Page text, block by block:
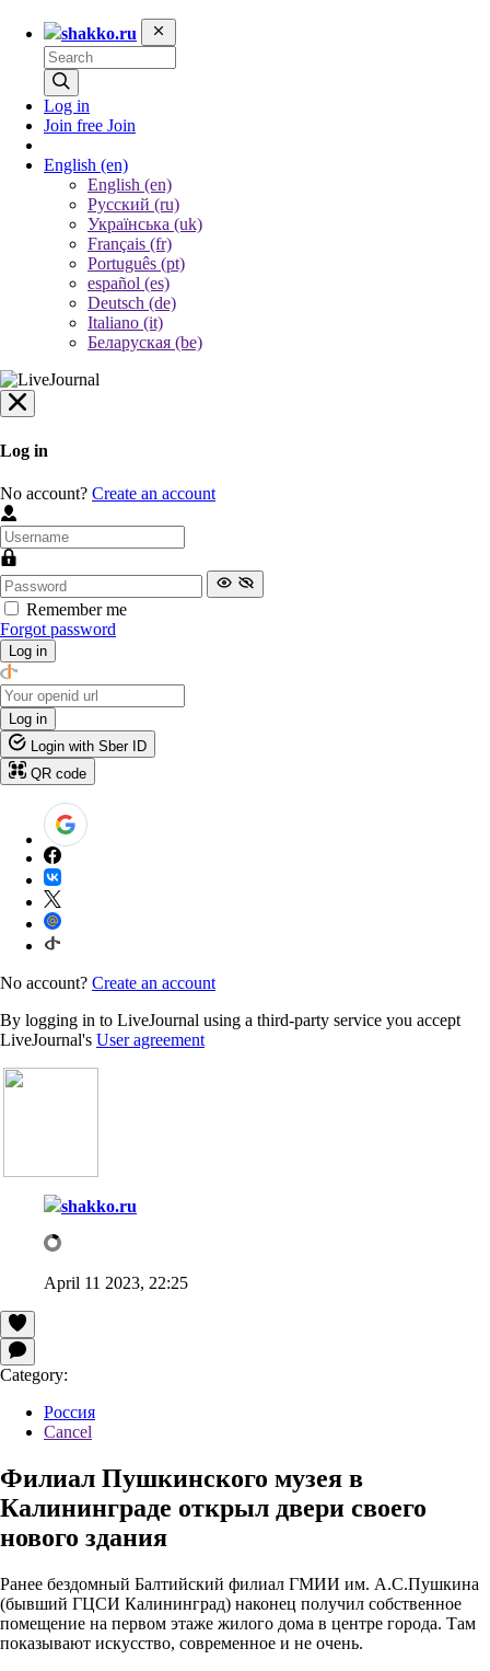
shakko.ru
Log in
Join free Join
English (en)
English (en)
Русский (ru)
Українська (uk)
Français (fr)
Português (pt)
español (es)
Deutsch (de)
Italiano (it)
Беларуская (be)
Log in
No account? Create an account
Remember me
Forgot password
Log in
Log in
Login with Sber ID
QR code
No account? Create an account
By logging in to LiveJournal using a third-party service you accept
LiveJournal's User agreement
shakko.ru
April 11 2023, 22:25
Category:
Россия
Cancel
Филиал Пушкинского музея в
Калининграде открыл двери своего
нового здания
Ранее бездомный Балтийский филиал ГМИИ им. А.С.Пушкина
(бывший ГЦСИ Калининград) наконец получил собственное
помещение на первом этаже жилого дома в центре города. Там
показывают искусство, современное и не очень.